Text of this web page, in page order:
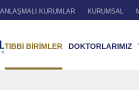
ANLAŞMALI KURUMLAR KURUMSAL
TIBBİ BİRİMLER DOKTORLARIMIZ